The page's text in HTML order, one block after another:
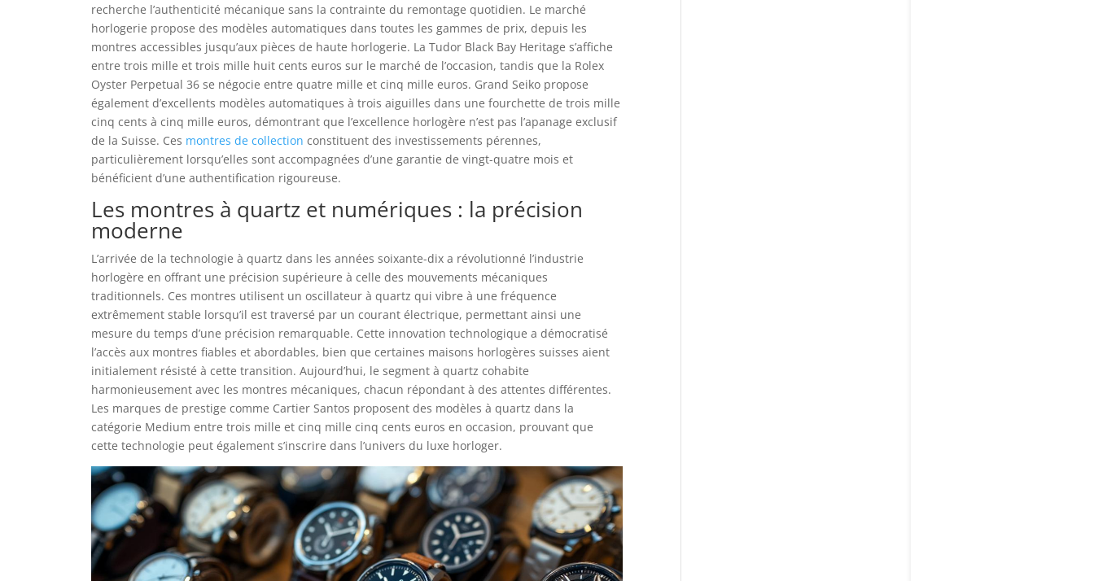
recherche l’authenticité mécanique sans la contrainte du remontage quotidien. Le marché
horlogerie propose des modèles automatiques dans toutes les gammes de prix, depuis les
montres accessibles jusqu’aux pièces de haute horlogerie. La Tudor Black Bay Heritage s’affiche
entre trois mille et trois mille huit cents euros sur le marché de l’occasion, tandis que la Rolex
Oyster Perpetual 36 se négocie entre quatre mille et cinq mille euros. Grand Seiko propose
également d’excellents modèles automatiques à trois aiguilles dans une fourchette de trois mille
cinq cents à cinq mille euros, démontrant que l’excellence horlogère n’est pas l’apanage exclusif
de la Suisse. Ces montres de collection constituent des investissements pérennes,
particulièrement lorsqu’elles sont accompagnées d’une garantie de vingt-quatre mois et
bénéficient d’une authentification rigoureuse.
Les montres à quartz et numériques : la précision
moderne
L’arrivée de la technologie à quartz dans les années soixante-dix a révolutionné l’industrie
horlogère en offrant une précision supérieure à celle des mouvements mécaniques
traditionnels. Ces montres utilisent un oscillateur à quartz qui vibre à une fréquence
extrêmement stable lorsqu’il est traversé par un courant électrique, permettant ainsi une
mesure du temps d’une précision remarquable. Cette innovation technologique a démocratisé
l’accès aux montres fiables et abordables, bien que certaines maisons horlogères suisses aient
initialement résisté à cette transition. Aujourd’hui, le segment à quartz cohabite
harmonieusement avec les montres mécaniques, chacun répondant à des attentes différentes.
Les marques de prestige comme Cartier Santos proposent des modèles à quartz dans la
catégorie Medium entre trois mille et cinq mille cinq cents euros en occasion, prouvant que
cette technologie peut également s’inscrire dans l’univers du luxe horloger.